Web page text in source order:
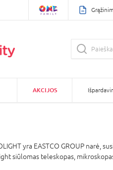
AKCIJOS
yra EASTCO GROUP narė,
siūlomas teleskopas,